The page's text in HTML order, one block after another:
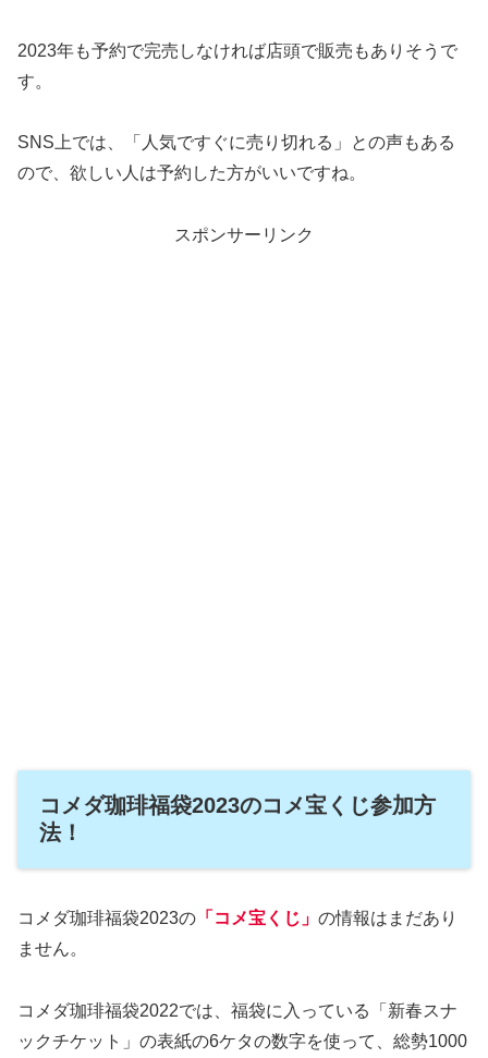
2023年も予約で完売しなければ店頭で販売もありそうで
す。
SNS上では、「人気ですぐに売り切れる」との声もある
ので、欲しい人は予約した方がいいですね。
スポンサーリンク
コメダ珈琲福袋2023のコメ宝くじ参加方
法！
コメダ珈琲福袋2023の 「コメ宝くじ」 の情報はまだあり
ません。
コメダ珈琲福袋2022では、福袋に入っている「新春スナ
ックチケット」の表紙の6ケタの数字を使って、総勢1000